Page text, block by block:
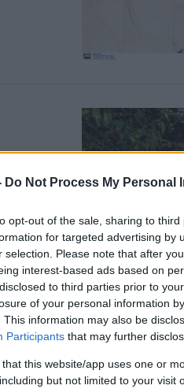
Do Not Process My Personal
opt-out of the sale, sharing to
for targeted advertising by
selection. Please note that after
interest-based ads based on
to third parties prior to
of your personal information
This information may also be
Participants that may further
that this website/app uses one or
but not limited to your visit
των
Ομίλου
χθες το